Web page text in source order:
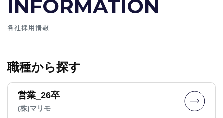
INFORMATION
各社採用情報
職種から探す
営業_26卒
(株)マリモ